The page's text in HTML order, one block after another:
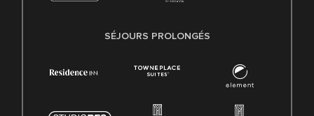
SÉJOURS PROLONGÉS